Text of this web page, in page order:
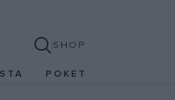
SHOP
POKET